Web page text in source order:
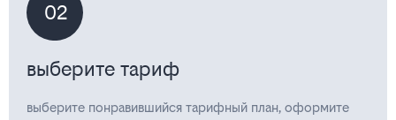
02
выберите тариф
выберите понравившийся тарифный план, оформите